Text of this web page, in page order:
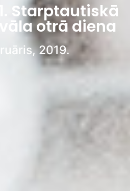
Starptautiskā
otrā diena
2019.